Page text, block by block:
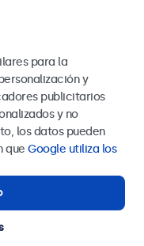
empresas
para la
y
publicitarios
y no
los datos pueden
que Google utiliza los